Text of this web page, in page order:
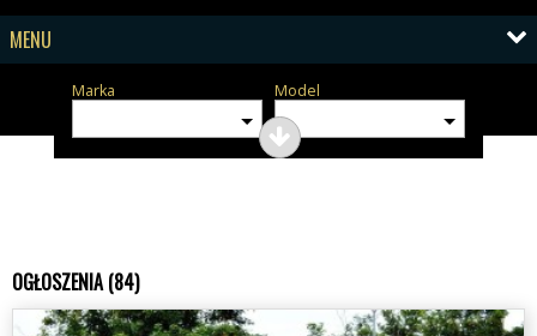
MENU
Marka Model
OGŁOSZENIA (84)